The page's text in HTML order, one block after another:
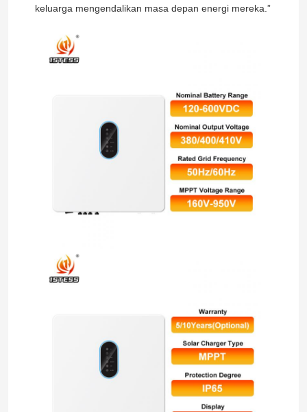
inverter hibrida surya
keluarga mengendalikan masa depan energi mereka.”